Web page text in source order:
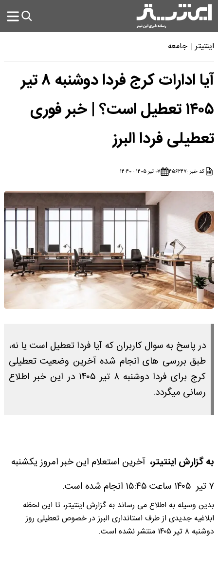
اینتیتر جامعه
آیا ادارات کرج فردا دوشنبه ۸ تیر
۱۴۰۵ تعطیل است؟ | خبر فوری
تعطیلی فردا البرز
کد خبر :۴۵۶۲۴۷ ۰۷ تیر ۱۴۰۵ - ۱۴:۴۰
در پاسخ به سوال کاربران که آیا فردا تعطیل است یا نه،
طبق بررسی های انجام شده آخرین وضعیت تعطیلی
کرج برای فردا دوشنبه ۸ تیر ۱۴۰۵ در این خبر اطلاع
رسانی میگردد.
به گزارش اینتیتر، آخرین استعلام این خبر امروز یکشنبه
۷ تیر ۱۴۰۵ ساعت ۱۵:۴۵ انجام شده است.
بدین وسیله به اطلاع می رساند به گزارش اینتیتر، تا این لحظه
ابلاغیه جدیدی از طرف استانداری البرز در خصوص تعطیلی روز
دوشنبه ۸ تیر ۱۴۰۵ منتشر نشده است.